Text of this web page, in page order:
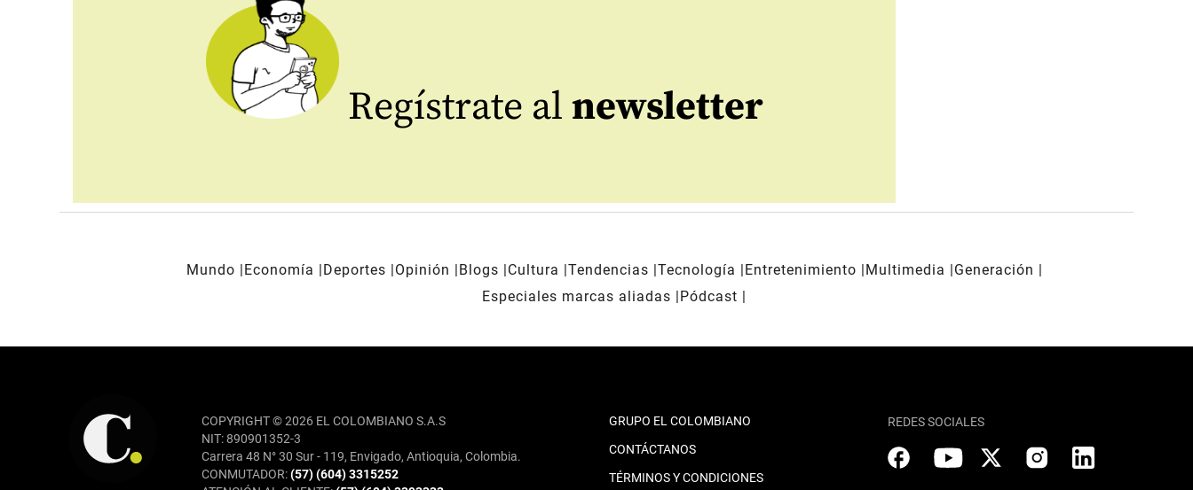
Regístrate al newsletter
Mundo Economía Deportes Opinión Blogs Cultura Tendencias Tecnología Entretenimiento Multimedia
Generación
Especiales marcas aliadas
Pódcast
COPYRIGHT © 2026 EL COLOMBIANO S.A.S
NIT: 890901352-3
Carrera 48 N° 30 Sur - 119, Envigado, Antioquia, Colombia.
CONMUTADOR:(57) (604) 3315252
GRUPO EL COLOMBIANO
CONTÁCTANOS
TÉRMINOS Y CONDICIONES
REDES SOCIALES